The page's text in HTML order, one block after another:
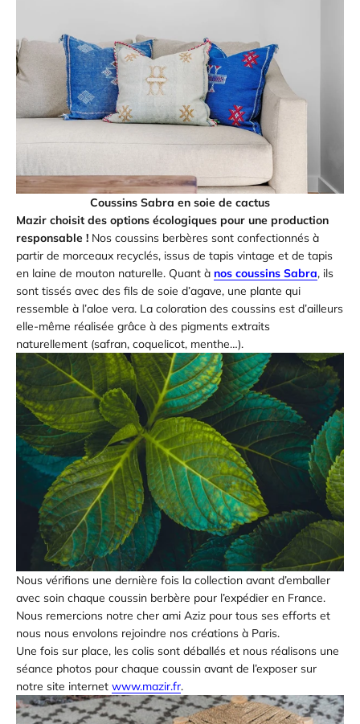
Coussins Sabra en soie de cactus
Mazir choisit des options écologiques pour une production
responsable ! Nos coussins berbères sont confectionnés à
partir de morceaux recyclés, issus de tapis vintage et de tapis
en laine de mouton naturelle. Quant à nos coussins Sabra, ils
sont tissés avec des fils de soie d’agave, une plante qui
ressemble à l’aloe vera. La coloration des coussins est d’ailleurs
elle-même réalisée grâce à des pigments extraits
naturellement (safran, coquelicot, menthe…).
Nous vérifions une dernière fois la collection avant d’emballer
avec soin chaque coussin berbère pour l’expédier en France.
Nous remercions notre cher ami Aziz pour tous ses efforts et
nous nous envolons rejoindre nos créations à Paris.
Une fois sur place, les colis sont déballés et nous réalisons une
séance photos pour chaque coussin avant de l’exposer sur
notre site internet www.mazir.fr.